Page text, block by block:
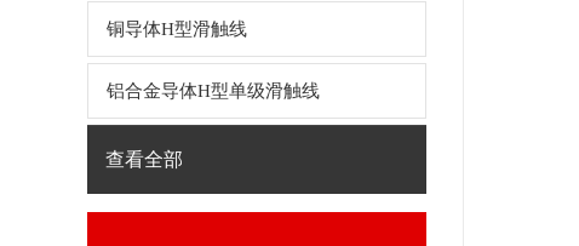
铜导体H型滑触线
铝合金导体H型单级滑触线
查看全部